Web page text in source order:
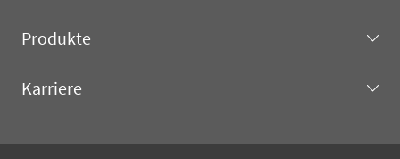
Produkte
Karriere